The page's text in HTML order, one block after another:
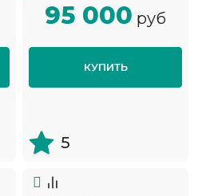
95 000 руб
КУПИТЬ
5